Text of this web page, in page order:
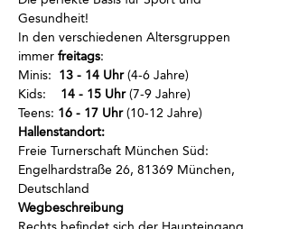
Gesundheit!
In den verschiedenen Altersgruppen
immer freitags:
Minis: 13 - 14 Uhr (4-6 Jahre)
Kids: 14 - 15 Uhr (7-9 Jahre)
Teens: 16 - 17 Uhr (10-12 Jahre)
Hallenstandort:
Freie Turnerschaft München Süd:
Engelhardstraße 26, 81369 München,
Deutschland
Wegbeschreibung